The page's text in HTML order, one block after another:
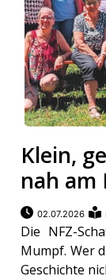
Klein,
nah am
02.07.2026
Die NFZ-
Mumpf. Wer
Geschichte